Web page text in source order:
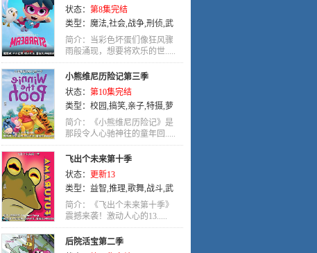
状态： 第8集完结
类型： 魔法,社会,战争,刑侦,武
侠,英语,动画
简介：当彩色坏蛋们像狂风骤
雨般涌现，想要将欢乐的世.....
小熊维尼历险记第三季
状态： 第10集完结
类型： 校园,搞笑,亲子,特摄,萝
莉,英语 动画,喜剧
简介：《小熊维尼历险记》是
那段令人心驰神往的童年回.....
飞出个未来第十季
状态： 更新13
类型： 益智,推理,歌舞,战斗,武
侠,英语 未来
简介：《飞出个未来第十季》
震撼来袭！激动人心的13.....
后院活宝第二季